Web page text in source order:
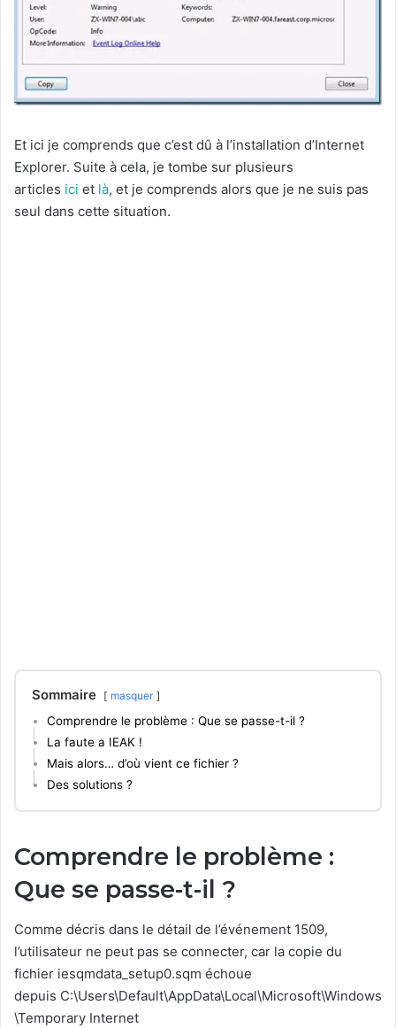
Et ici je comprends que c’est dû à l’installation d’Internet
Explorer. Suite à cela, je tombe sur plusieurs
articles ici et là, et je comprends alors que je ne suis pas
seul dans cette situation.
Sommaire masquer
Comprendre le problème : Que se passe-t-il ?
La faute a IEAK !
Mais alors… d’où vient ce fichier ?
Des solutions ?
Comprendre le problème :
Que se passe-t-il ?
Comme décris dans le détail de l’événement 1509,
l’utilisateur ne peut pas se connecter, car la copie du
fichier iesqmdata_setup0.sqm échoue
depuis C:\Users\Default\AppData\Local\Microsoft\Windows
\Temporary Internet